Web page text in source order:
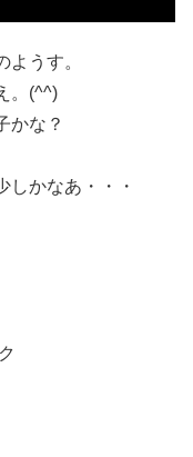
うす。
。(^^)
かな？
かなあ・・・